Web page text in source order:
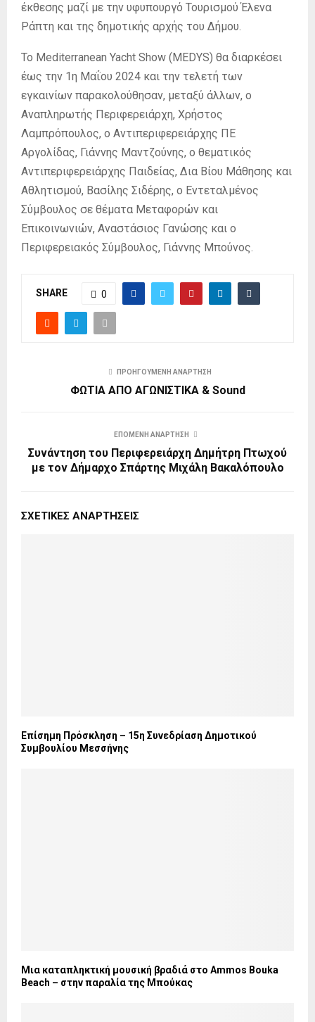
έκθεσης μαζί με την υφυπουργό Τουρισμού Έλενα
Ράπτη και της δημοτικής αρχής του Δήμου.
Το Mediterranean Yacht Show (MEDYS) θα διαρκέσει
έως την 1η Μαΐου 2024 και την τελετή των
εγκαινίων παρακολούθησαν, μεταξύ άλλων, ο
Αναπληρωτής Περιφερειάρχη, Χρήστος
Λαμπρόπουλος, ο Αντιπεριφερειάρχης ΠΕ
Αργολίδας, Γιάννης Μαντζούνης, ο θεματικός
Αντιπεριφερειάρχης Παιδείας, Δια Βίου Μάθησης και
Αθλητισμού, Βασίλης Σιδέρης, ο Εντεταλμένος
Σύμβουλος σε θέματα Μεταφορών και
Επικοινωνιών, Αναστάσιος Γανώσης και ο
Περιφερειακός Σύμβουλος, Γιάννης Μπούνος.
SHARE 0
ΠΡΟΗΓΟΎΜΕΝΗ ΑΝΆΡΤΗΣΗ
ΦΩΤΙΑ ΑΠΟ ΑΓΩΝΙΣΤΙΚΑ & Sound
ΕΠΌΜΕΝΗ ΑΝΆΡΤΗΣΗ
Συνάντηση του Περιφερειάρχη Δημήτρη Πτωχού
με τον Δήμαρχο Σπάρτης Μιχάλη Βακαλόπουλο
ΣΧΕΤΙΚΈΣ ΑΝΑΡΤΉΣΕΙΣ
Επίσημη Πρόσκληση – 15η Συνεδρίαση Δημοτικού
Συμβουλίου Μεσσήνης
Μια καταπληκτική μουσική βραδιά στο Ammos Bouka
Beach – στην παραλία της Μπούκας